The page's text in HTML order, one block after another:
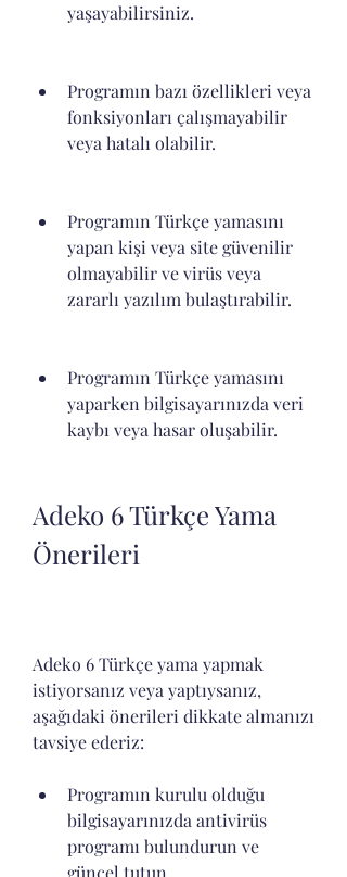
yaşayabilirsiniz.
Programın bazı özellikleri veya
fonksiyonları çalışmayabilir
veya hatalı olabilir.
Programın Türkçe yamasını
yapan kişi veya site güvenilir
olmayabilir ve virüs veya
zararlı yazılım bulaştırabilir.
Programın Türkçe yamasını
yaparken bilgisayarınızda veri
kaybı veya hasar oluşabilir.
Adeko 6 Türkçe Yama
Önerileri
Adeko 6 Türkçe yama yapmak
istiyorsanız veya yaptıysanız,
aşağıdaki önerileri dikkate almanızı
tavsiye ederiz:
Programın kurulu olduğu
bilgisayarınızda antivirüs
programı bulundurun ve
güncel tutun.